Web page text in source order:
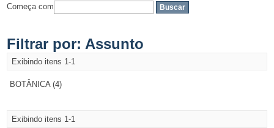
Começa com
Filtrar por: Assunto
Exibindo itens 1-1
BOTÂNICA (4)
Exibindo itens 1-1